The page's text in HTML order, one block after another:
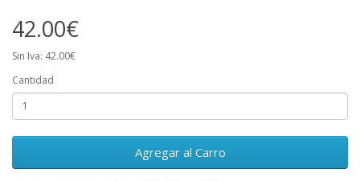
42.00€
Sin Iva: 42.00€
Cantidad
Agregar al Carro